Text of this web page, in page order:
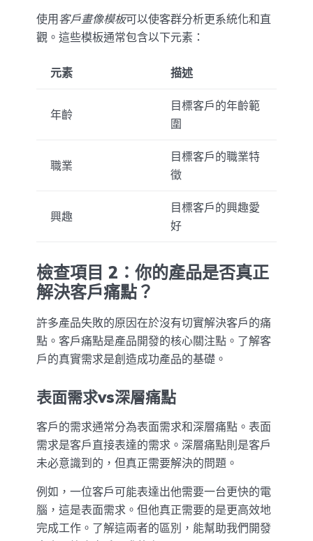
使用 客戶畫像模板可以使客群分析更系統化和直
觀。這些模板通常包含以下元素：
元素 描述
年齡
目標客戶的年齡範
圍
職業
目標客戶的職業特
徵
興趣
目標客戶的興趣愛
好
檢查項目 2：你的產品是否真正
解決客戶痛點？
許多產品失敗的原因在於沒有切實解決客戶的痛
點。客戶痛點是產品開發的核心關注點。了解客
戶的真實需求是創造成功產品的基礎。
表面需求vs深層痛點
客戶的需求通常分為表面需求和深層痛點。表面
需求是客戶直接表達的需求。深層痛點則是客戶
未必意識到的，但真正需要解決的問題。
例如，一位客戶可能表達出他需要一台更快的電
腦，這是表面需求。但他真正需要的是更高效地
完成工作。了解這兩者的區別，能幫助我們開發